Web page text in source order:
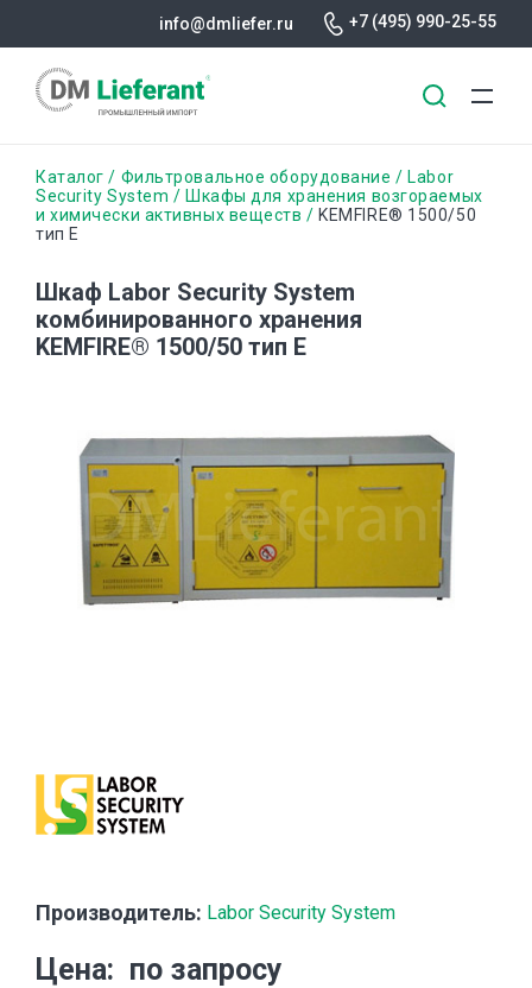
основному
info@dmliefer.ru +7 (495) 990-25-55
Строка
навигации
Каталог Фильтровальное оборудование
Labor
Security System
Шкафы для хранения возгораемых
и химически активных веществ
KEMFIRE® 1500/50
тип E
Шкаф Labor Security System
комбинированного хранения
KEMFIRE® 1500/50 тип E
Производитель: Labor Security System
Цена по запросу